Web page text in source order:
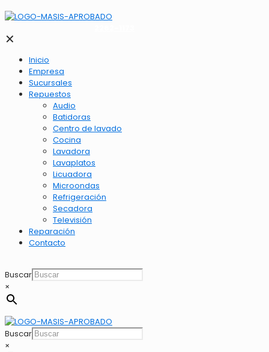
✕
Inicio
Empresa
Sucursales
Repuestos
Audio
Batidoras
Centro de lavado
Cocina
Lavadora
Lavaplatos
Licuadora
Microondas
Refrigeración
Secadora
Televisión
Reparación
Contacto
Buscar
×
Buscar
×